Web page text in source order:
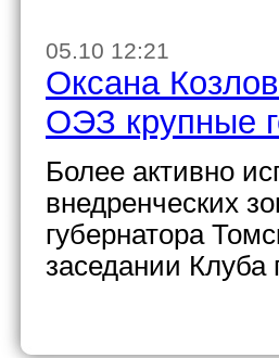
05.10 12:21
Оксана
ОЭЗ крупные
Более активно
внедренческих
губернатора
заседании Клуба